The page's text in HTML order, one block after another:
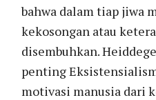
bahwa dalam tiap jiwa
kekosongan atau
disembuhkan.
penting
motivasi manusia dari